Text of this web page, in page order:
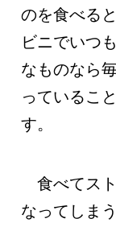
のを食べる
ビニでいつ
なものなら
っているこ
す。
食べてス
なってしま